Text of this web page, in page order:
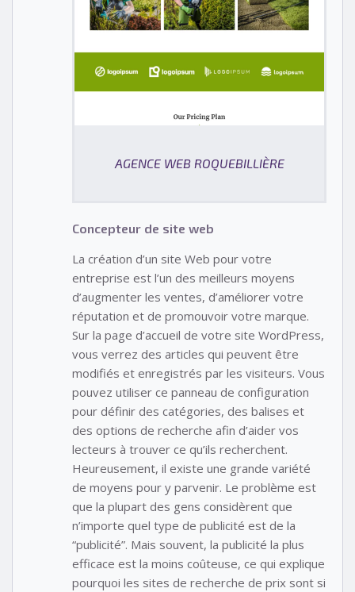
AGENCE WEB ROQUEBILLIÈRE
Concepteur de site web
La création d’un site Web pour votre
entreprise est l’un des meilleurs moyens
d’augmenter les ventes, d’améliorer votre
réputation et de promouvoir votre marque.
Sur la page d’accueil de votre site WordPress,
vous verrez des articles qui peuvent être
modifiés et enregistrés par les visiteurs. Vous
pouvez utiliser ce panneau de configuration
pour définir des catégories, des balises et
des options de recherche afin d’aider vos
lecteurs à trouver ce qu’ils recherchent.
Heureusement, il existe une grande variété
de moyens pour y parvenir. Le problème est
que la plupart des gens considèrent que
n’importe quel type de publicité est de la
“publicité”. Mais souvent, la publicité la plus
efficace est la moins coûteuse, ce qui explique
pourquoi les sites de recherche de prix sont si